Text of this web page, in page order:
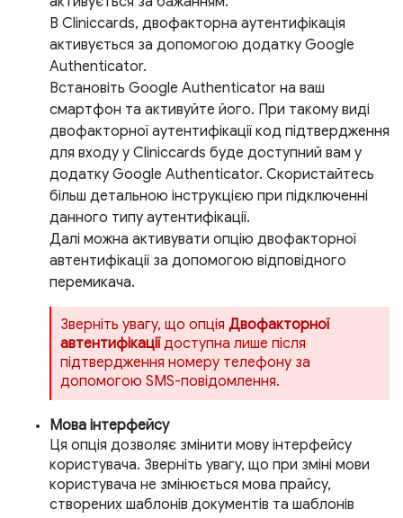
В Cliniccards, двофакторна аутентифікація
активується за допомогою додатку Google
Authenticator.
Встановіть Google Authenticator на ваш
смартфон та активуйте його. При такому виді
двофакторної аутентифікації код підтвердження
для входу у Cliniccards буде доступний вам у
додатку Google Authenticator. Скористайтесь
більш детальною інструкцією при підключенні
данного типу аутентифікації.
Далі можна активувати опцію двофакторної
автентифікації за допомогою відповідного
перемикача.
Зверніть увагу, що опція Двофакторної
автентифікаціїдоступна лише після
підтвердження номеру телефону за
допомогою SMS-повідомлення.
Мова інтерфейсу
Ця опція дозволяє змінити мову інтерфейсу
користувача. Зверніть увагу, що при зміні мови
користувача не змінюється мова прайсу,
створених шаблонів документів та шаблонів